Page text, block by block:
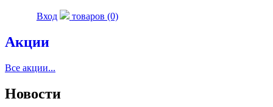
Вход товаров (0)
Акции
Все акции...
Новости